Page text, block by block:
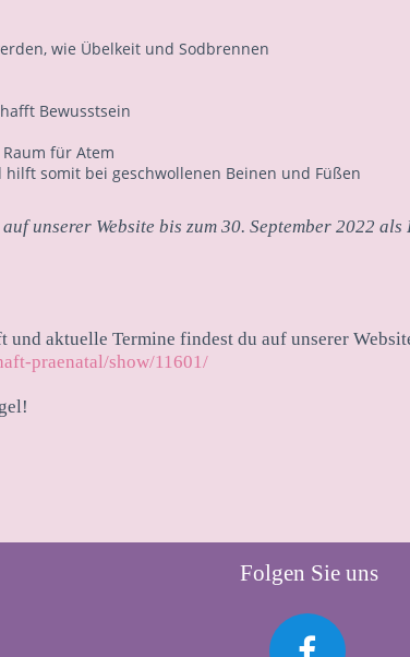
wie Übelkeit und Sodbrennen
Bewusstsein
für Atem
somit bei geschwollenen Beinen und Füßen
unserer Website bis zum 30. September 2022
aktuelle Termine findest du auf unserer
praenatal/show/11601/
Folgen Sie uns